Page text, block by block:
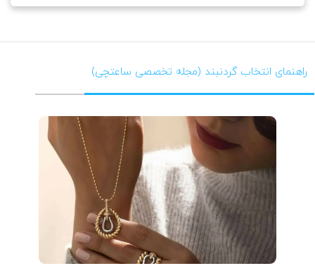
راهنمای انتخاب گردنبند (مجله تخصصی ساعتچی)